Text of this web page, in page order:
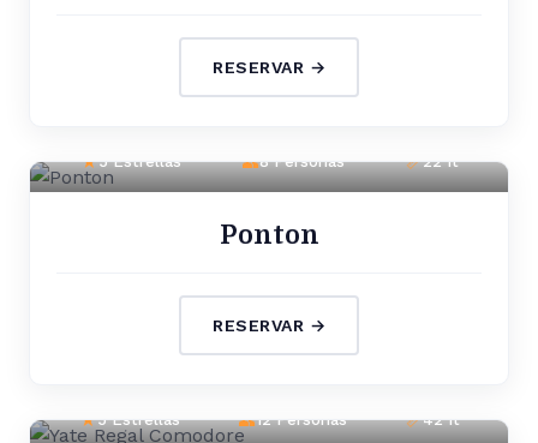
RESERVAR →
5 Estrellas 8 Personas 22 ft
Ponton
RESERVAR →
5 Estrellas 12 Personas 42 ft